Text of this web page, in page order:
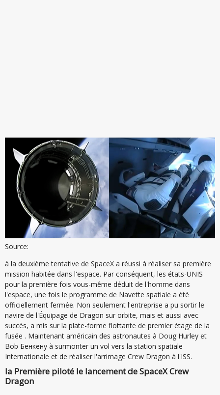
Source:
à la deuxième tentative de SpaceX a réussi à réaliser sa première
mission habitée dans l'espace. Par conséquent, les états-UNIS
pour la première fois vous-même déduit de l'homme dans
l'espace, une fois le programme de Navette spatiale a été
officiellement fermée. Non seulement l'entreprise a pu sortir le
navire de l'Équipage de Dragon sur orbite, mais et aussi avec
succès, a mis sur la plate-forme flottante de premier étage de la
fusée . Maintenant américain des astronautes à Doug Hurley et
Bob Бенкену à surmonter un vol vers la station spatiale
Internationale et de réaliser l'arrimage Crew Dragon à l'ISS.
la Première piloté le lancement de SpaceX Crew
Dragon